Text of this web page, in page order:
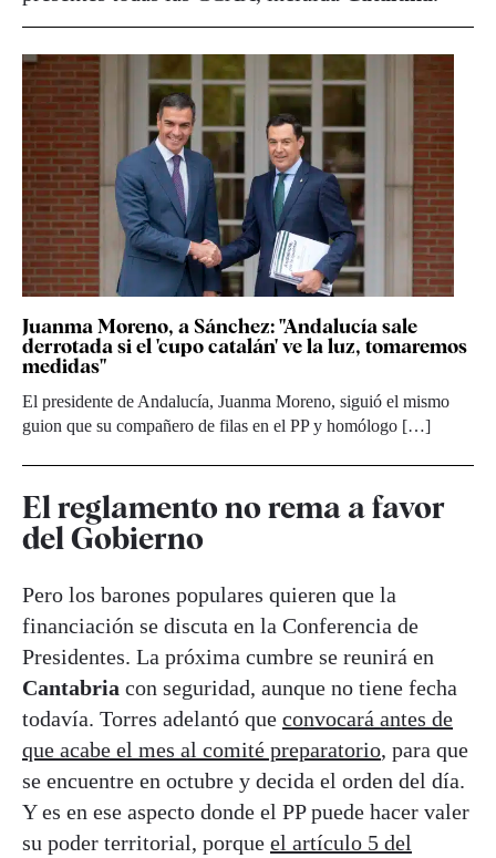
Juanma Moreno, a Sánchez: "Andalucía sale
derrotada si el 'cupo catalán' ve la luz, tomaremos
medidas"
El presidente de Andalucía, Juanma Moreno, siguió el mismo
guion que su compañero de filas en el PP y homólogo […]
El reglamento no rema a favor
del Gobierno
Pero los barones populares quieren que la
financiación se discuta en la Conferencia de
Presidentes. La próxima cumbre se reunirá en
Cantabria con seguridad, aunque no tiene fecha
todavía. Torres adelantó que convocará antes de
que acabe el mes al comité preparatorio, para que
se encuentre en octubre y decida el orden del día.
Y es en ese aspecto donde el PP puede hacer valer
su poder territorial, porque el artículo 5 del